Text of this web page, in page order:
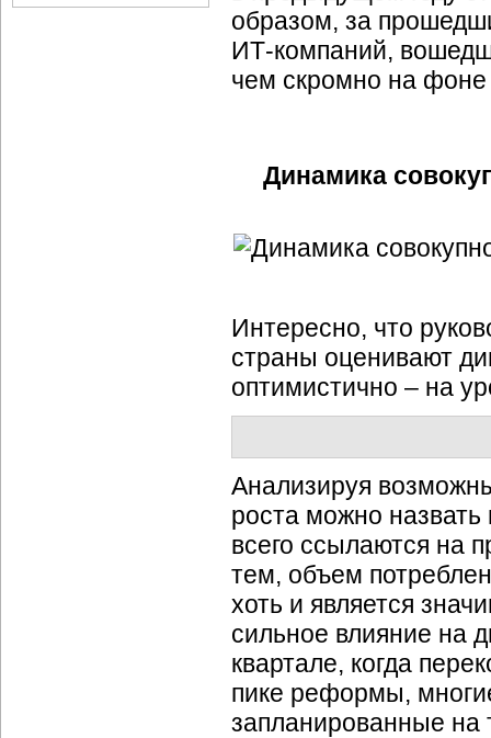
образом, за
ИТ-компаний,
чем скромно на
Динамика
Интересно, что
страны оценивают
оптимистично – на
Анализируя
роста можно
всего ссылаются на
тем, объем
хоть и является
сильное влияние на
квартале, когда
пике реформы,
запланированные на